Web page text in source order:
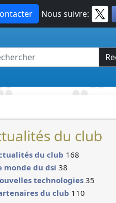
Nous suivre:
du club
du club 168
monde du dsi 38
technologies 35
du club 110